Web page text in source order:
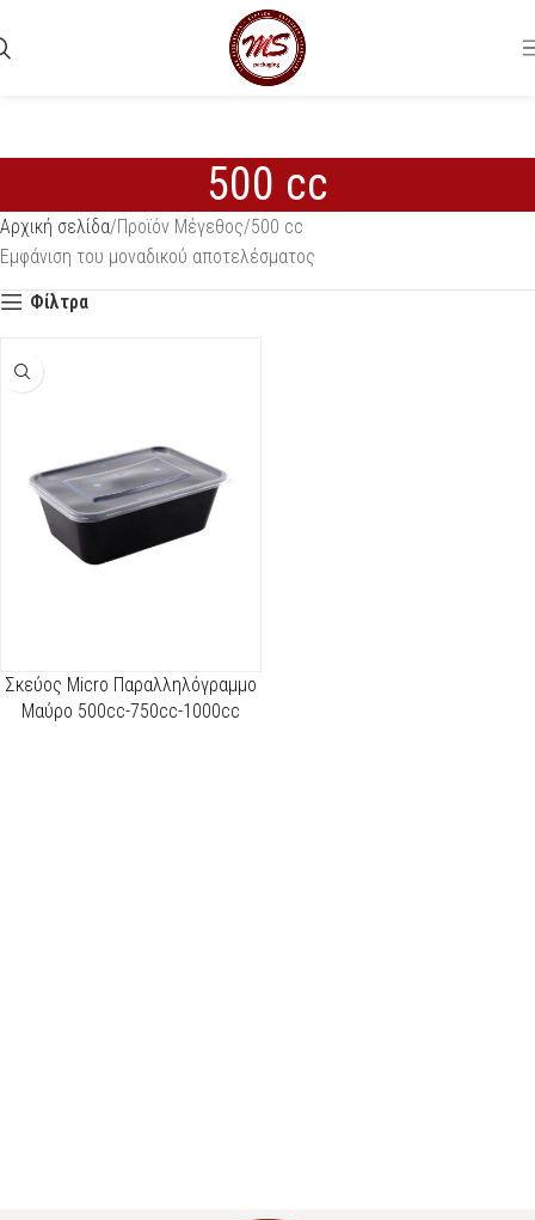
500 cc
Αρχική σελίδα Προϊόν Μέγεθος 500 cc
Εμφάνιση του μοναδικού αποτελέσματος
Φίλτρα
Σκεύος Micro Παραλληλόγραμμο
Μαύρο 500cc-750cc-1000cc